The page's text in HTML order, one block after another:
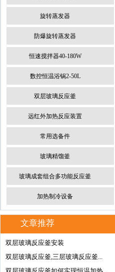
旋转蒸发器
防爆旋转蒸发器
恒速搅拌器40-180W
数控恒温浴锅2-50L
双层玻璃反应釜
远红外加热反应装置
常用选备件
玻璃精馏釜
玻璃成套组合多功能反应釜
加热制冷设备
文章推荐
双层玻璃反应釜安装
双层玻璃反应釜,三层玻璃反应釜...